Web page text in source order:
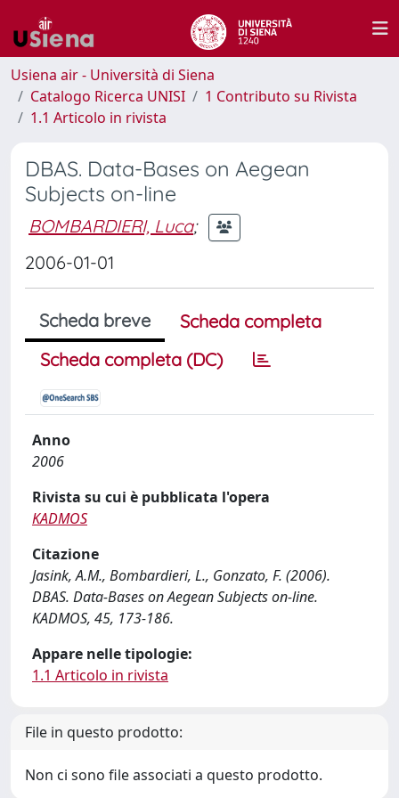
Usiena air - Università di Siena
Catalogo Ricerca UNISI
1 Contributo su Rivista
1.1 Articolo in rivista
DBAS. Data-Bases on Aegean
Subjects on-line
BOMBARDIERI, Luca;
2006-01-01
Scheda breve
Scheda completa
Scheda completa (DC)
Anno
2006
Rivista su cui è pubblicata l'opera
KADMOS
Citazione
Jasink, A.M., Bombardieri, L., Gonzato, F. (2006).
DBAS. Data-Bases on Aegean Subjects on-line.
KADMOS, 45, 173-186.
Appare nelle tipologie:
1.1 Articolo in rivista
File in questo prodotto:
Non ci sono file associati a questo prodotto.